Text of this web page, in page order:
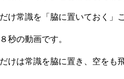
け常識を「脇に置いておく」
秒の動画です。
けは常識を脇に置き、空をも